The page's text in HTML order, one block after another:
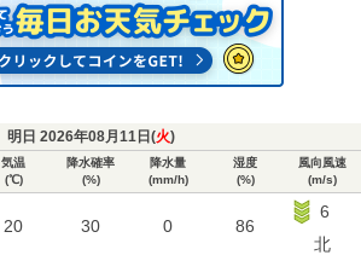
明日 2026年08月11日(火)
気温
(℃)
降水確率
(%)
降水量
(mm/h)
湿度
(%)
風向風速
(m/s)
20 30 0 86
6
北